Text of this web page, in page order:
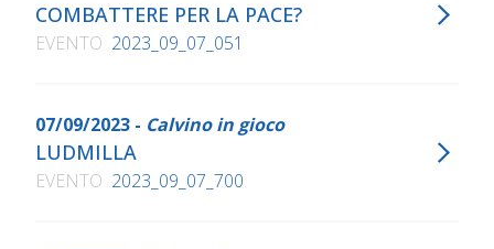
COMBATTERE PER LA PACE?
EVENTO 2023_09_07_051
07/09/2023 - Calvino in gioco
LUDMILLA
EVENTO 2023_09_07_700